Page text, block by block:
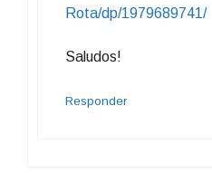
Rota/dp/1979689741/
Saludos!
Responder